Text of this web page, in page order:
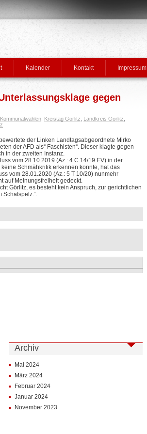
Kalender Kontakt Impressum
gegen
Kommunalwahlen Kreistag Görlitz Landkreis Görlitz
der Linken Landtagsabgeordnete Mirko
der AFD als“ Faschisten“. Dieser klagte gegen
in der zweiten Instanz.
vom 28.10.2019 (Az.: 4 C 14/19 EV) in der
Schmähkritik erkennen konnte, hat das
vom 28.01.2020 (Az.: 5 T 10/20) nunmehr
auf Meinungsfreiheit gedeckt.
Görlitz, es besteht kein Anspruch, zur gerichtlichen
Schafspelz.“.
Archiv
Mai 2024
März 2024
Februar 2024
Januar 2024
November 2023